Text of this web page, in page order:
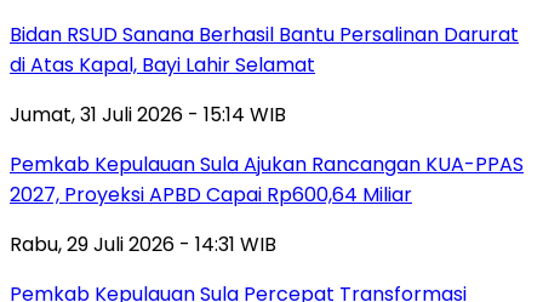
Bidan RSUD Sanana Berhasil Bantu Persalinan Darurat
di Atas Kapal, Bayi Lahir Selamat
Jumat, 31 Juli 2026 - 15:14 WIB
Pemkab Kepulauan Sula Ajukan Rancangan KUA-PPAS
2027, Proyeksi APBD Capai Rp600,64 Miliar
Rabu, 29 Juli 2026 - 14:31 WIB
Pemkab Kepulauan Sula Percepat Transformasi